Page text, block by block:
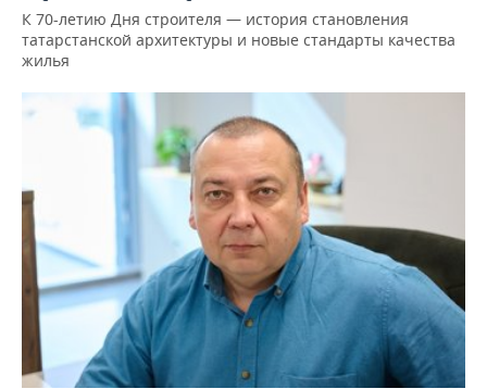
К 70-летию Дня строителя — история становления
татарстанской архитектуры и новые стандарты качества
жилья